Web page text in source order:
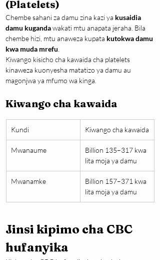
(Platelets)
Chembe sahani za damu zina kazi ya kusaidia
damu kuganda wakati mtu anapata jeraha. Bila
chembe hizi, mtu anaweza kupata kutokwa damu
kwa muda mrefu
Kiwango kisicho cha kawaida cha platelets
kinaweza kuonyesha matatizo ya damu au
magonjwa ya mfumo wa kinga.
Kiwango cha kawaida
Kundi Kiwango cha kawaida
Mwanaume
Billion 135–317 kwa
lita moja ya damu
Mwanamke
Billion 157–371 kwa
lita moja ya damu
Jinsi kipimo cha CBC
hufanyika